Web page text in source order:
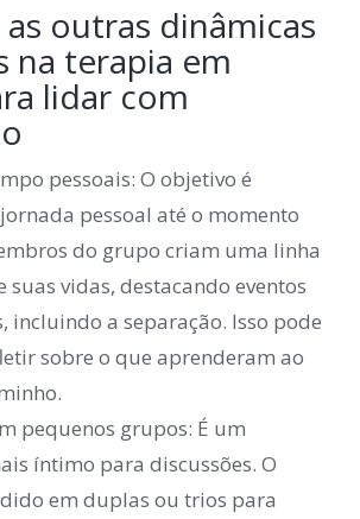
as outras dinâmicas
na terapia em
lidar com
pessoais: O objetivo é
pessoal até o momento
do grupo criam uma linha
suas vidas, destacando eventos
incluindo a separação. Isso pode
sobre o que aprenderam ao
pequenos grupos: É um
íntimo para discussões. O
em duplas ou trios para